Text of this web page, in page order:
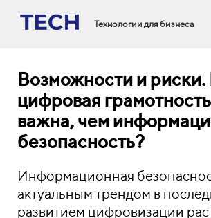
Технологии для бизнеса
Возможности и
цифровая
важна, чем
безопасность?
Информационная
актуальным трендом в
развитием цифровизации